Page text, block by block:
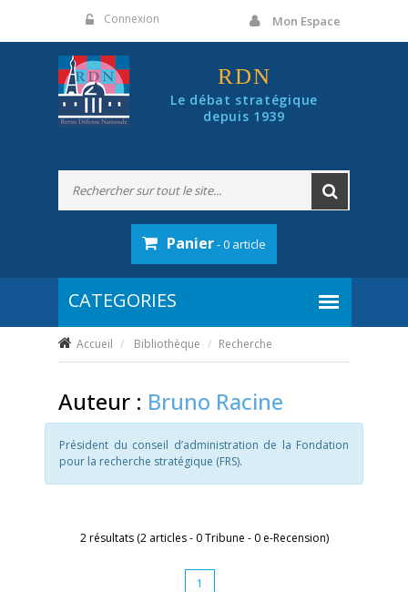
Connexion Mon Espace
RDN
Le débat stratégique
depuis 1939
Panier- 0 article
Accueil Bibliothèque Recherche
Auteur : Bruno Racine
Président du conseil d’administration de la Fondation
pour la recherche stratégique (FRS).
2 résultats (2 articles - 0 Tribune - 0 e-Recension)
1